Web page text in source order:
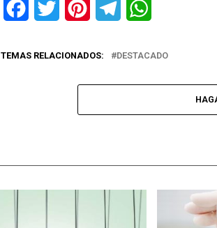
FacebookTwitter PinterestTelegram
TEMAS RELACIONADOS: DESTACADO